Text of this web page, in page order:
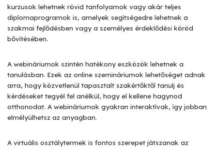
kurzusok lehetnek rövid tanfolyamok vagy akár teljes
diplomaprogramok is, amelyek segítségedre lehetnek a
szakmai fejlődésben vagy a személyes érdeklődési köröd
bővítésében.
A webináriumok szintén hatékony eszközök lehetnek a
tanulásban. Ezek az online szemináriumok lehetőséget adnak
arra, hogy közvetlenül tapasztalt szakértőktől tanulj és
kérdéseket tegyél fel anélkül, hogy el kellene hagynod
otthonodat. A webináriumok gyakran interaktívak, így jobban
elmélyülhetsz az anyagban.
A virtuális osztálytermek is fontos szerepet játszanak az